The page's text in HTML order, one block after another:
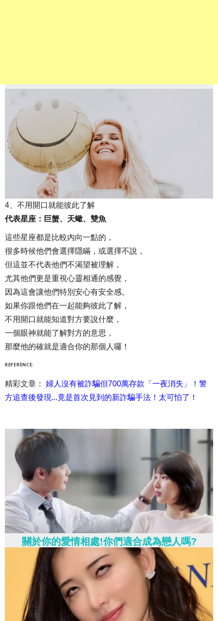
4、不用開口就能彼此了解
代表星座：巨蟹、天蠍、雙魚
這些星座都是比較內向一點的，
很多時候他們會選擇隱瞞，或選擇不說，
但這並不代表他們不渴望被理解，
尤其他們更是重視心靈相通的感覺，
因為這會讓他們特別安心有安全感。
如果你跟他們在一起能夠彼此了解，
不用開口就能知道對方要說什麼，
一個眼神就能了解對方的意思，
那麼他的確就是適合你的那個人囉！
REFERENCE:
精彩文章：
婦人沒有被詐騙但700萬存款「一夜消失」！警
方追查後發現...竟是首次見到的新詐騙手法！太可怕了！
關於你的愛情相處!你們適合成為戀人嗎?